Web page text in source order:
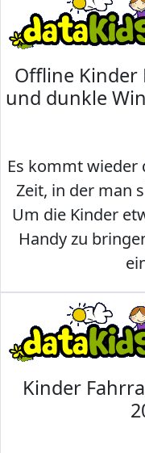
Offline Kinder
und dunkle
Es kommt wieder
Zeit, in der man
Um die Kinder
Handy zu
Kinder